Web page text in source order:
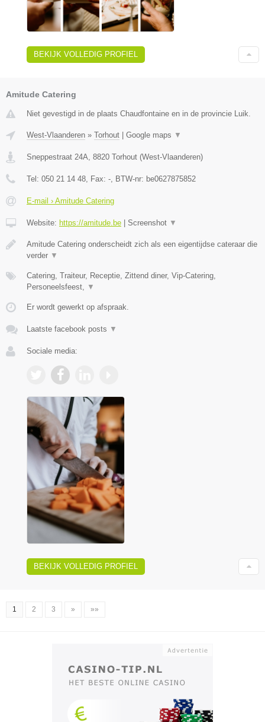
BEKIJK VOLLEDIG PROFIEL
Amitude Catering
Niet gevestigd in de plaats Chaudfontaine en in de provincie Luik.
West-Vlaanderen » Torhout Google maps ▼
Sneppestraat 24A 8820 Torhout (West-Vlaanderen)
Tel: 050 21 14 48 , Fax: - , BTW-nr: be0627875852
E-mail › Amitude Catering
Website: https://amitude.be Screenshot ▼
Amitude Catering onderscheidt zich als een eigentijdse cateraar die
verder ▼
Catering, Traiteur, Receptie, Zittend diner, Vip-Catering,
Personeelsfeest,
▼
Er wordt gewerkt op afspraak.
Laatste facebook posts ▼
Sociale media:
BEKIJK VOLLEDIG PROFIEL
1 2 3 » »»